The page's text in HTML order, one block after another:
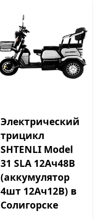
Электрический
трицикл
SHTENLI Model
31 SLA 12Ач48В
(аккумулятор
4шт 12Ач12В) в
Солигорске